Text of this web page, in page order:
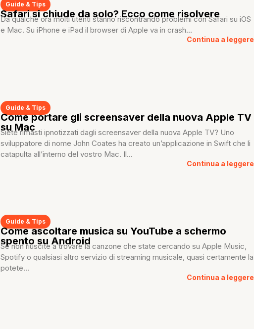
Guide & Tips
Safari si chiude da solo? Ecco come risolvere
Da qualche ora molti utenti stanno riscontrando problemi con Safari su iOS
e Mac. Su iPhone e iPad il browser di Apple va in crash...
Continua a leggere
Guide & Tips
Come portare gli screensaver della nuova Apple TV
su Mac
Siete rimasti ipnotizzati dagli screensaver della nuova Apple TV? Uno
sviluppatore di nome John Coates ha creato un’applicazione in Swift che li
catapulta all’interno del vostro Mac. Il...
Continua a leggere
Guide & Tips
Come ascoltare musica su YouTube a schermo
spento su Android
Se non riuscite a trovare la canzone che state cercando su Apple Music,
Spotify o qualsiasi altro servizio di streaming musicale, quasi certamente la
potete...
Continua a leggere